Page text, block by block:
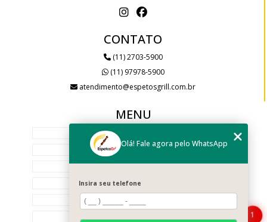
CONTATO
(11) 2703-5900
(11) 97978-5900
atendimento@espetosgrill.com.br
MENU
EMPRESA
SERVIÇOS
PRODUTOS
GALERIA
BLOG
1
Olá! Fale agora pelo WhatsApp
Insira seu telefone